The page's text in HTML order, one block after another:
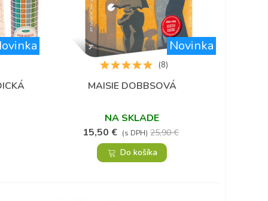
Novinka
Obľúbené
MAISIE DOBBSOVÁ
NA SKLADE
15,50 € (s DPH) 25,90 €
(8)
Do košíka